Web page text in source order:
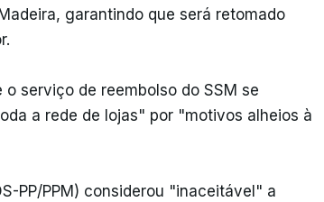
garantindo que será retomado
serviço de reembolso do SSM se
a rede de lojas" por "motivos alheios à
PP/PPM) considerou "inaceitável" a